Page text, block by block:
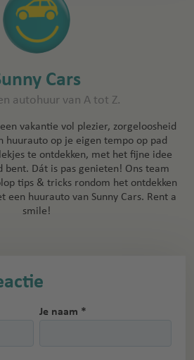
Cars
autohuur van A tot Z.
vakantie vol plezier, zorgeloosheid
huurauto op je eigen tempo op pad
te ontdekken, met het fijne idee
bent. Dát is pas genieten! Ons team
tips & tricks rondom het ontdekken
een huurauto van Sunny Cars. Rent a
smile!
Je naam *